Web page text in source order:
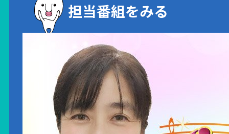
担当番組をみる